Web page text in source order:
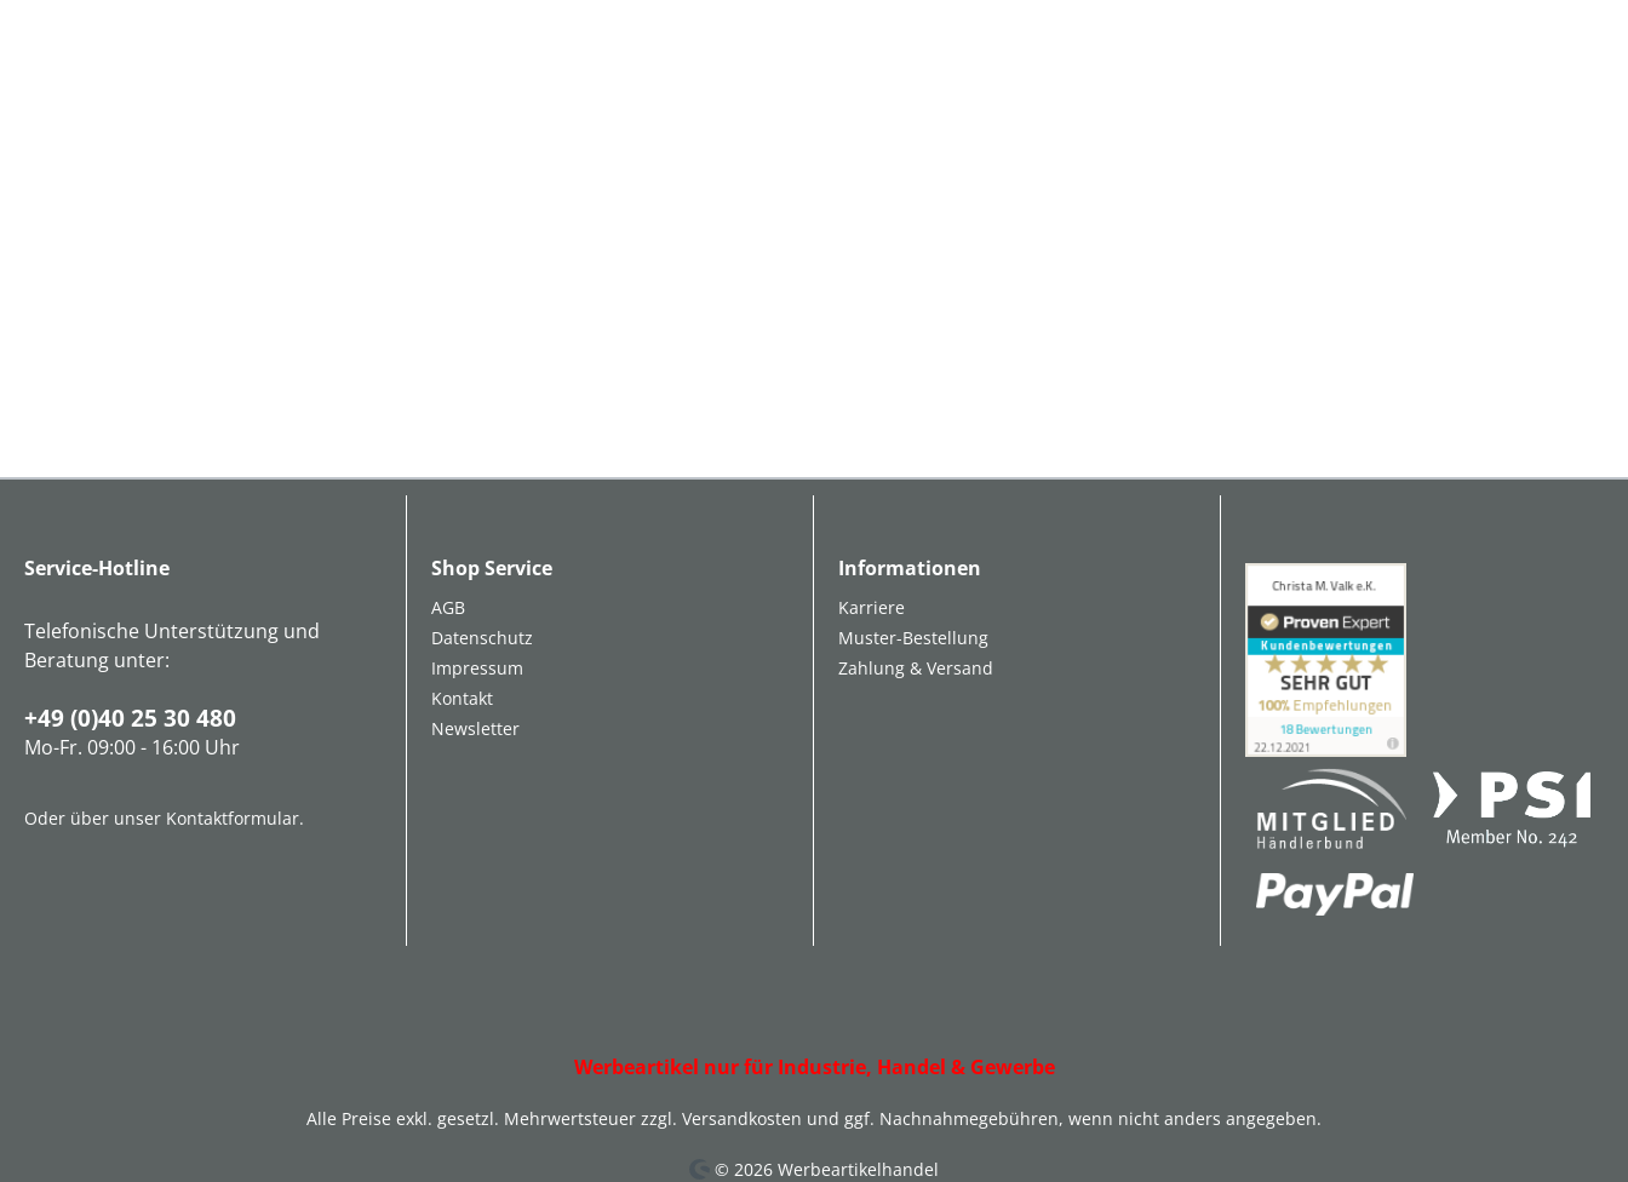
Service-Hotline
Telefonische Unterstützung und
Beratung unter:
+49 (0)40 25 30 480
Mo-Fr. 09:00 - 16:00 Uhr
Oder über unser Kontaktformular.
Shop Service
AGB
Datenschutz
Impressum
Kontakt
Newsletter
Informationen
Karriere
Muster-Bestellung
Zahlung & Versand
Werbeartikel nur für Industrie, Handel & Gewerbe
Alle Preise exkl. gesetzl. Mehrwertsteuer zzgl. Versandkosten und ggf. Nachnahmegebühren, wenn nicht anders angegeben.
© 2026 Werbeartikelhandel